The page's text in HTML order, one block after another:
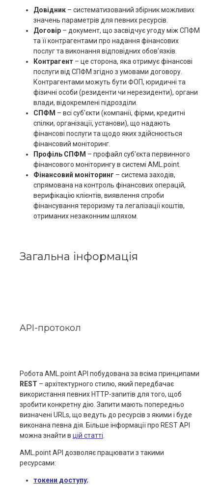
Довідник – систематизований збірник можливих
значень параметрів для певних ресурсів.
Договір – документ, що засвідчує угоду між СПФМ
та її контрагентами про надання фінансових
послуг та виконання відповідних обов'язків.
Контрагент – це сторона, яка отримує фінансові
послуги від СПФМ згідно з умовами договору.
Контрагентами можуть бути ФОП, юридичні та
фізичні особи (резиденти чи нерезиденти), органи
влади, відокремлені підрозділи.
СПФМ – всі суб'єкти (компанії, фірми, кредитні
спілки, організації, установи), що надають
фінансові послуги та щодо яких здійснюється
фінансовий моніторинг.
Профіль СПФМ – профайл суб'єкта первинного
фінансового моніторингу в системі AML.point.
Фінансовий моніторинг – система заходів,
спрямована на контроль фінансових операцій,
верифікацію клієнтів, виявлення спроби
фінансування тероризму та легалізації коштів,
отриманих незаконним шляхом.
Загальна інформація
API-протокол
Робота AML.point АРІ побудована за всіма принципами
REST – архітектурного стилю, який передбачає
використання певних HTTP-запитів для того, щоб
зробити конкретну дію. Запити мають попередньо
визначені URLs, що ведуть до ресурсів з якими і буде
виконана певна дія. Більше інформації про REST API
можна знайти в цій статті
AML.point АРІ дозволяє працювати з такими
ресурсами:
токени доступу;